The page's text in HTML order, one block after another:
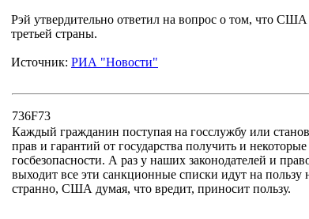
Рэй утвердительно ответил на вопрос о том, что США
третьей страны.
Источник: РИА "Новости"
736F73
Каждый гражданин поступая на госслужбу или
прав и гарантий от государства получить и
госбезопасности. А раз у наших законодателей и
выходит все эти санкционные списки идут на пользу
странно, США думая, что вредит, приносит пользу.